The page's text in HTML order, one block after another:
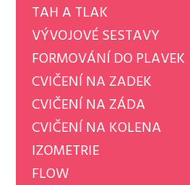
TAH A TLAK
VÝVOJOVÉ SESTAVY
FORMOVÁNÍ DO PLAVEK
CVIČENÍ NA ZADEK
CVIČENÍ NA ZÁDA
CVIČENÍ NA KOLENA
IZOMETRIE
FLOW